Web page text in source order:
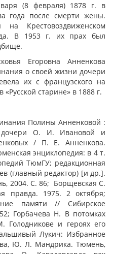
(8 февраля) 1878 г. в
года после смерти жены.
Крестовоздвиженском
В 1953 г. их прах был
Егоровна Анненкова
о своей жизни дочери
их с французского на
старине» в 1888 г.
Полины Анненковой :
О. И. Ивановой и
/ П. Е. Анненкова.
энциклопедия: в 4 т.
ТюмГУ; редакционная
(главный редактор) [и др.].
2004. С. 86; Борщевская С.
правда. 1975. 2 октября;
памяти // Сибирское
Горбачева Н. В потомках
и героях его
Лукич: Избранное
Ю. Л. Мандрика. Тюмень,